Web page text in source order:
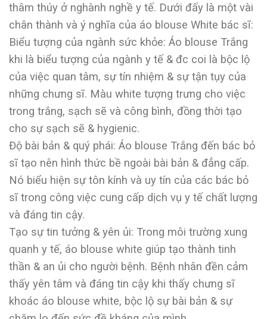
thâm thúy ở nghành nghề y tế. Dưới đấy là một vài
chân thành và ý nghĩa của áo blouse White bác sĩ:
Biểu tượng của ngành sức khỏe: Áo blouse Trắng
khi là biểu tượng của ngành y tế & đc coi là bộc lộ
của việc quan tâm, sự tín nhiệm & sự tận tụy của
những chưng sĩ. Màu white tượng trưng cho việc
trong trắng, sạch sẽ và công bình, đồng thời tạo
cho sự sạch sẽ & hygienic.
Độ bài bản & quý phái: Áo blouse Trắng đến bác bỏ
sĩ tạo nên hình thức bề ngoài bài bản & đẳng cấp.
Nó biểu hiện sự tôn kính và uy tín của các bác bỏ
sĩ trong công việc cung cấp dịch vụ y tế chất lượng
và đáng tin cậy.
Tạo sự tin tưởng & yên ủi: Trong môi trường xung
quanh y tế, áo blouse white giúp tạo thành tinh
thần & an ủi cho người bệnh. Bệnh nhân đền cảm
thấy yên tâm và đáng tin cậy khi thấy chưng sĩ
khoác áo blouse white, bộc lộ sự bài bản & sự